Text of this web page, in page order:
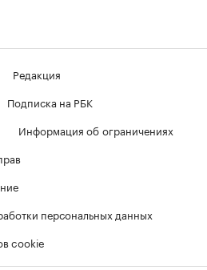
Редакция
Подписка на РБК
Информация об ограничениях
персональных данных
cookie